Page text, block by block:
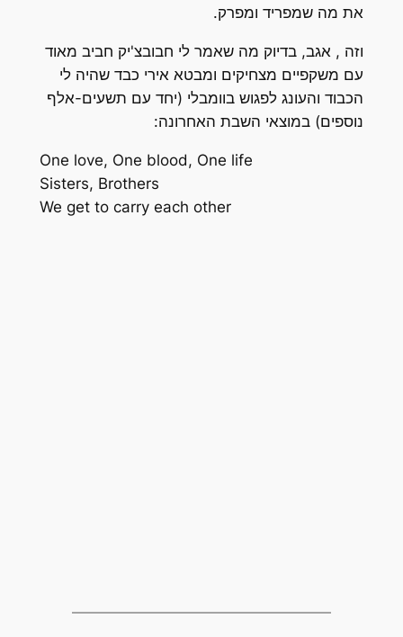
את מה שמפריד ומפרק.
וזה , אגב, בדיוק מה שאמר לי חבובצ'יק חביב מאוד
עם משקפיים מצחיקים ומבטא אירי כבד שהיה לי
הכבוד והעונג לפגוש בוומבלי (יחד עם תשעים-אלף
נוספים) במוצאי השבת האחרונה:
One love, One blood, One life
Sisters, Brothers
We get to carry each other